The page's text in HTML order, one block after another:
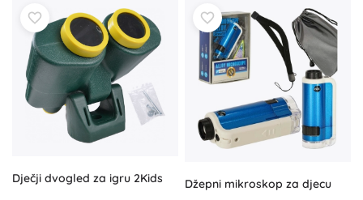
Dječji dvogled za igru 2Kids Džepni mikroskop za djecu